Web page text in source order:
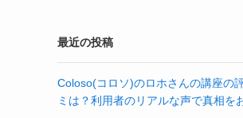
最近の投稿
Coloso(コロソ)のロホさんの講座の
ミは？利用者のリアルな声で真相を